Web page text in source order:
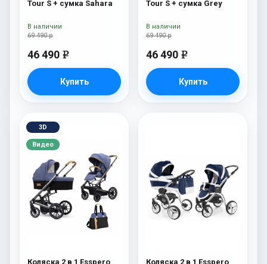
Tour S + сумка Sahara
69 490 р
46 490 e
Купить
В наличии
Tour S + сумка Grey
69 490 р
46 490 e
Купить
В наличии
3D
Видео
Коляска 2 в 1 Esspero Коляска 2 в 1 Esspero